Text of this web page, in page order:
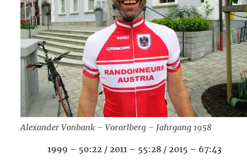
Alexander Vonbank – Vorarlberg – Jahrgang 1958
1999 – 50:22 / 2011 – 55:28 / 2015 – 67:43